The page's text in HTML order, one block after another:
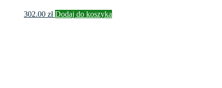
302.00 zł Dodaj do koszyka